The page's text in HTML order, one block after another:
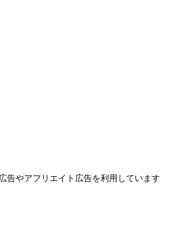
告やアフリエイト広告を利用しています